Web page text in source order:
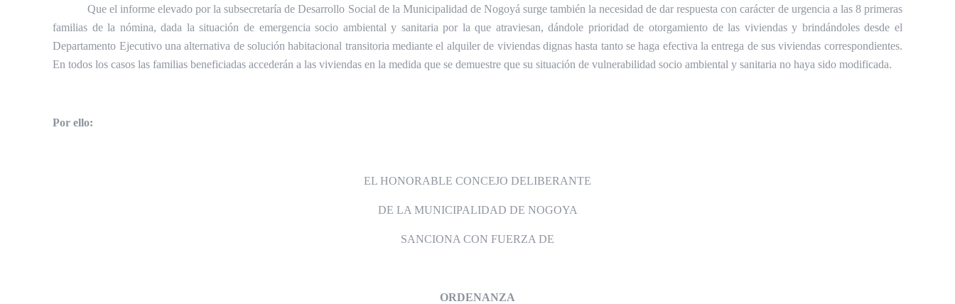
Que el informe elevado por la subsecretaría de Desarrollo Social de la Municipalidad de Nogoyá surge también la necesidad de dar respuesta con carácter de urgencia a las 8 primeras
familias de la nómina, dada la situación de emergencia socio ambiental y sanitaria por la que atraviesan, dándole prioridad de otorgamiento de las viviendas y brindándoles desde el
Departamento Ejecutivo una alternativa de solución habitacional transitoria mediante el alquiler de viviendas dignas hasta tanto se haga efectiva la entrega de sus viviendas correspondientes.
En todos los casos las familias beneficiadas accederán a las viviendas en la medida que se demuestre que su situación de vulnerabilidad socio ambiental y sanitaria no haya sido modificada.
Por ello:
EL HONORABLE CONCEJO DELIBERANTE
DE LA MUNICIPALIDAD DE NOGOYA
SANCIONA CON FUERZA DE
ORDENANZA